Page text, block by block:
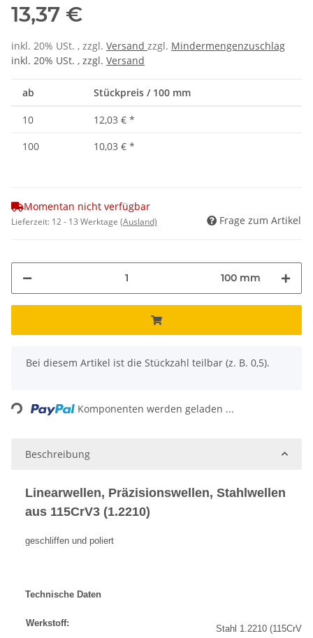
13,37 €
inkl. 20% USt. , zzgl. Versand zzgl. Mindermengenzuschlag
inkl. 20% USt. , zzgl. Versand
ab Stückpreis / 100 mm
10 12,03 € *
100
10,03 € *
Momentan nicht verfügbar
Lieferzeit: 12 - 13 Werktage (Ausland) Frage zum Artikel
100 mm
x
Bei diesem Artikel ist die Stückzahl teilbar (z. B. 0,5).
Komponenten werden geladen ...
Beschreibung
Linearwellen, Präzisionswellen, Stahlwellen
aus 115CrV3 (1.2210)
geschliffen und poliert
Technische Daten
Werkstoff:
Stahl 1.2210 (115CrV3)